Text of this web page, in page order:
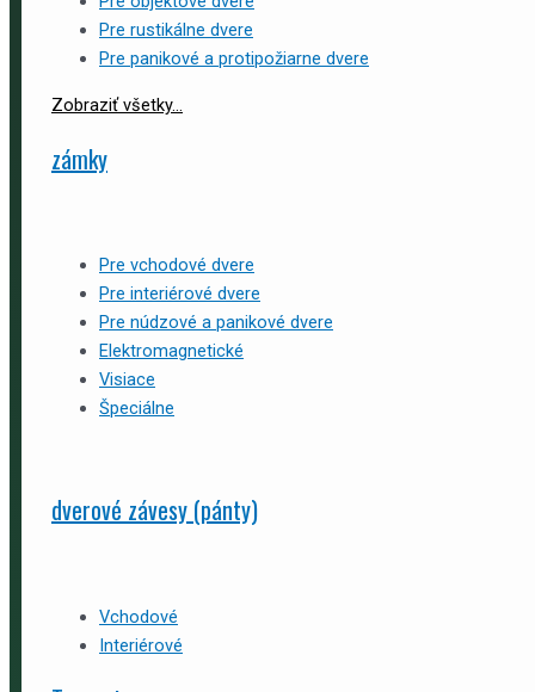
Pre rustikálne dvere
Pre panikové a protipožiarne dvere
Zobraziť všetky...
zámky
Pre vchodové dvere
Pre interiérové dvere
Pre núdzové a panikové dvere
Elektromagnetické
Visiace
Špeciálne
dverové závesy (pánty)
Vchodové
Interiérové